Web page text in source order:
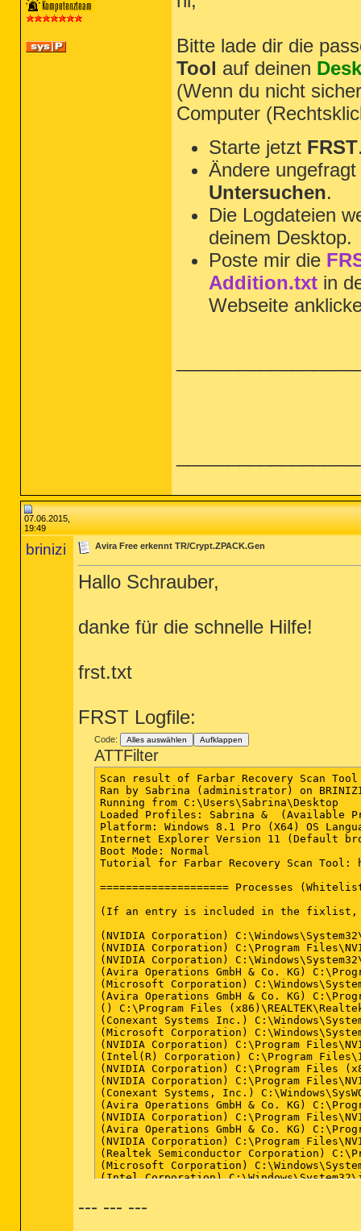
Bitte lade dir die
Tool auf deinen
(Wenn du nicht
Computer
Starte jetzt FRST
Ändere
Untersuchen.
Die Logdateien
deinem Desktop.
Poste mir die
Addition.txt in
Webseite
07.06.2015,
19:49
brinizi Avira Free erkennt TR/Crypt.ZPACK.Gen
Hallo Schrauber,
danke für die schnelle Hilfe!
frst.txt
FRST Logfile:
Code: Alles auswählen Aufklappen
ATTFilter
Scan result of Farbar Recovery Scan
Ran by Sabrina (administrator) on
Running from C:\Users\Sabrina\Desktop
Loaded Profiles: Sabrina &  (Available
Platform: Windows 8.1 Pro (X64) OS
Internet Explorer Version 11 (Default
Boot Mode: Normal
Tutorial for Farbar Recovery Scan Tool:
==================== Processes
(If an entry is included in the fixlist,
(NVIDIA Corporation)
(NVIDIA Corporation) C:\Program
(NVIDIA Corporation)
(Avira Operations GmbH & Co. KG)
(Microsoft Corporation)
(Avira Operations GmbH & Co. KG)
() C:\Program Files
(Conexant Systems Inc.)
(Microsoft Corporation)
(NVIDIA Corporation) C:\Program
(Intel(R) Corporation) C:\Program
(NVIDIA Corporation) C:\Program Files
(NVIDIA Corporation) C:\Program
(Conexant Systems, Inc.)
(Avira Operations GmbH & Co. KG)
(NVIDIA Corporation) C:\Program
(Avira Operations GmbH & Co. KG)
(NVIDIA Corporation) C:\Program
(Realtek Semiconductor Corporation)
(Microsoft Corporation)
(Intel Corporation)
--- --- ---